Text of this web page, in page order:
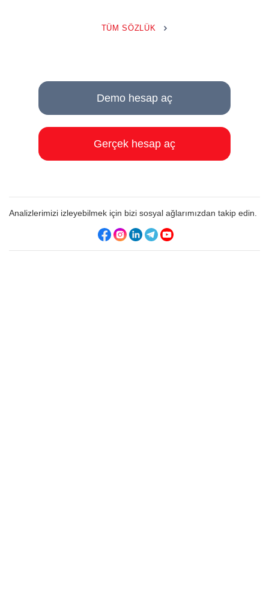
TÜM SÖZLÜK
Demo hesap aç
Gerçek hesap aç
Analizlerimizi izleyebilmek için bizi sosyal ağlarımızdan takip edin.